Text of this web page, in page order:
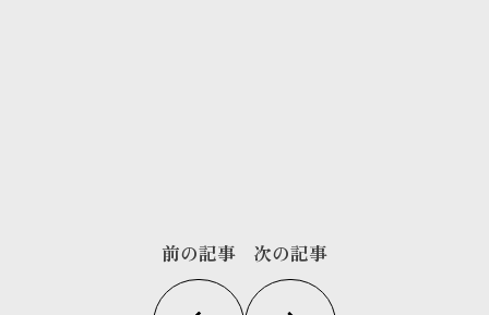
前の記事 次の記事